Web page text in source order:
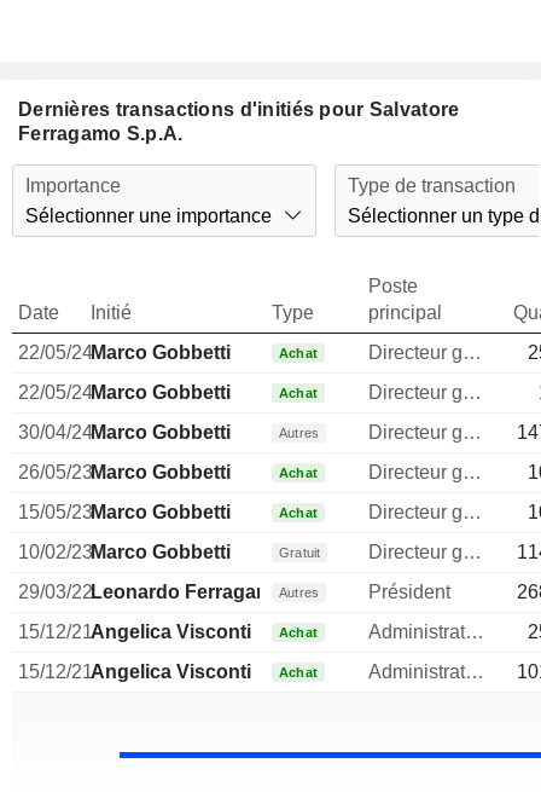
Dernières transactions d'initiés pour Salvatore
Ferragamo S.p.A.
Importance
Sélectionner une importance
Type de transaction
Sélectionner un type
Date Initié Type
Poste
principal
22/05/24Marco Gobbetti Achat Directeur general
22/05/24Marco Gobbetti Achat Directeur general
30/04/24Marco Gobbetti Autres Directeur general
26/05/23Marco Gobbetti Achat Directeur general
15/05/23Marco Gobbetti Achat Directeur general
10/02/23Marco Gobbetti Gratuit Directeur general
29/03/22Leonardo FerragamoAutres Président
15/12/21Angelica Visconti Achat Administrateur
15/12/21Angelica Visconti Achat Administrateur